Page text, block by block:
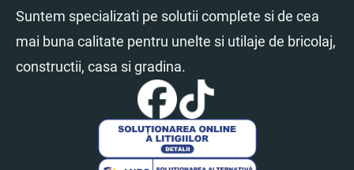
Suntem specializati pe solutii complete si de cea
mai buna calitate pentru unelte si utilaje de bricolaj,
constructii, casa si gradina.